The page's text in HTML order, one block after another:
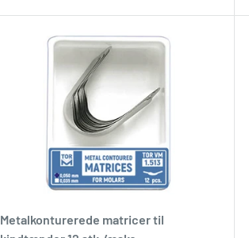
Metalkonturerede matricer til